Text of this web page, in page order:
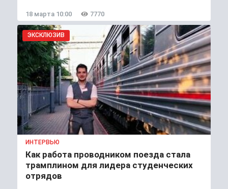
18 марта 10:00 7770
ЭКСКЛЮЗИВ
ИНТЕРВЬЮ
Как работа проводником поезда стала
трамплином для лидера студенческих
отрядов